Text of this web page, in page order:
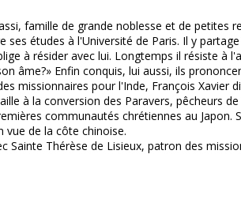
famille de grande noblesse et de petites
ses études à l'Université de Paris. Il y
à résider avec lui. Longtemps il résiste à
âme?» Enfin conquis, lui aussi, ils
missionnaires pour l'Inde, François
à la conversion des Paravers, pêcheurs
communautés chrétiennes au
vue de la côte chinoise.
Sainte Thérèse de Lisieux, patron des